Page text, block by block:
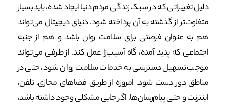
دلیل تغییراتی که در سبک زندگی مردم دنیا ایجاد شده، باید بسیار
متفاوت‌تر از گذشته به آن پرداخته شود. دنیای دیجیتال می‌تواند
هم به عنوان فرصتی برای سلامت روان باشد و هم از جنبه
اجتماعی که پدید آمده، گاه آسیب‌زا عمل کند. از طرفی می‌تواند
موجب تسهیل دسترسی به خدمات سلامت روان شود، حتی در
مناطق دور دست شود. امروزه از طریق فضاهای مجازی، تلفن،
اینترنت و حتی پیام‌رسان‌ها، اگر جایی مشکلی وجود داشته باشد،